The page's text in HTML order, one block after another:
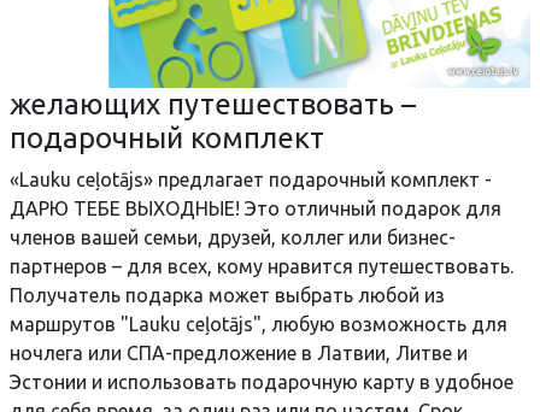
желающих путешествовать –
подарочный комплект
«Lauku ceļotājs» предлагает подарочный комплект -
ДАРЮ ТЕБЕ ВЫХОДНЫЕ! Это отличный подарок для
членов вашей семьи, друзей, коллег или бизнес-
партнеров – для всех, кому нравится путешествовать.
Получатель подарка может выбрать любой из
маршрутов "Lauku ceļotājs", любую возможность для
ночлега или СПА-предложение в Латвии, Литве и
Эстонии и использовать подарочную карту в удобное